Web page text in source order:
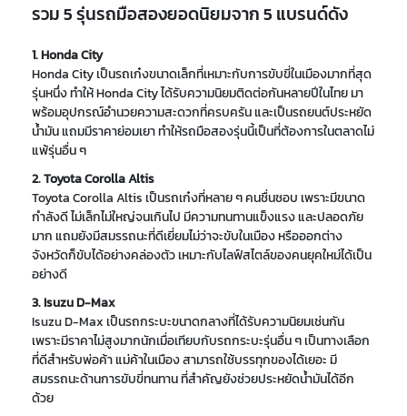
รวม 5 รุ่นรถมือสองยอดนิยมจาก 5 แบรนด์ดัง
1. Honda City
Honda City เป็นรถเก๋งขนาดเล็กที่เหมาะกับการขับขี่ในเมืองมากที่สุด
รุ่นหนึ่ง ทำให้ Honda City ได้รับความนิยมติดต่อกันหลายปีในไทย มา
พร้อมอุปกรณ์อำนวยความสะดวกที่ครบครัน และเป็นรถยนต์ประหยัด
น้ำมัน แถมมีราคาย่อมเยา ทำให้รถมือสองรุ่นนี้เป็นที่ต้องการในตลาดไม่
แพ้รุ่นอื่น ๆ
2. Toyota Corolla Altis
Toyota Corolla Altis เป็นรถเก๋งที่หลาย ๆ คนชื่นชอบ เพราะมีขนาด
กำลังดี ไม่เล็กไม่ใหญ่จนเกินไป มีความทนทานแข็งแรง และปลอดภัย
มาก แถมยังมีสมรรถนะที่ดีเยี่ยมไม่ว่าจะขับในเมือง หรือออกต่าง
จังหวัดก็ขับได้อย่างคล่องตัว เหมาะกับไลฟ์สไตล์ของคนยุคใหม่ได้เป็น
อย่างดี
3. Isuzu D-Max
Isuzu D-Max เป็นรถกระบะขนาดกลางที่ได้รับความนิยมเช่นกัน
เพราะมีราคาไม่สูงมากนักเมื่อเทียบกับรถกระบะรุ่นอื่น ๆ เป็นทางเลือก
ที่ดีสำหรับพ่อค้า แม่ค้าในเมือง สามารถใช้บรรทุกของได้เยอะ มี
สมรรถนะด้านการขับขี่ทนทาน ที่สำคัญยังช่วยประหยัดน้ำมันได้อีก
ด้วย